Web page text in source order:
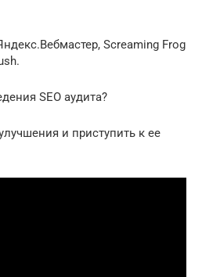
Screaming Frog
SEO аудита?
и приступить к ее